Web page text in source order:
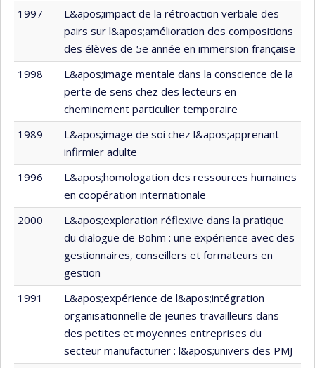
1997
L&apos;impact de la rétroaction verbale des
pairs sur l&apos;amélioration des compositions
des élèves de 5e année en immersion française
1998
L&apos;image mentale dans la conscience de la
perte de sens chez des lecteurs en
cheminement particulier temporaire
1989
L&apos;image de soi chez l&apos;apprenant
infirmier adulte
1996
L&apos;homologation des ressources humaines
en coopération internationale
2000
L&apos;exploration réflexive dans la pratique
du dialogue de Bohm : une expérience avec des
gestionnaires, conseillers et formateurs en
gestion
1991
L&apos;expérience de l&apos;intégration
organisationnelle de jeunes travailleurs dans
des petites et moyennes entreprises du
secteur manufacturier : l&apos;univers des PMJ